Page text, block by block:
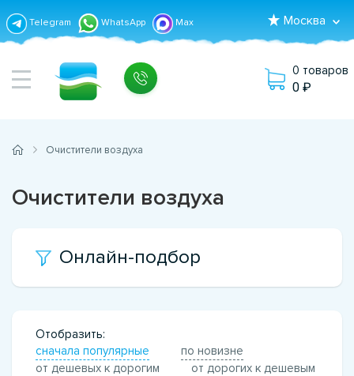
Telegram WhatsApp Max Москва
0 товаров
0
Очистители воздуха
Очистители воздуха
Онлайн-подбор
Отобразить:
сначала популярные
по новизне
от дешевых к дорогим
от дорогих к дешевым